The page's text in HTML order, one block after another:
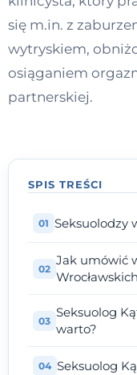
Kontakt
się m.in. z
wytryskiem,
osiąganiem
partnerskiej.
SPIS TREŚCI
Seksuolodzy
Jak umówić
Seksuolog
warto?
Seksuolog